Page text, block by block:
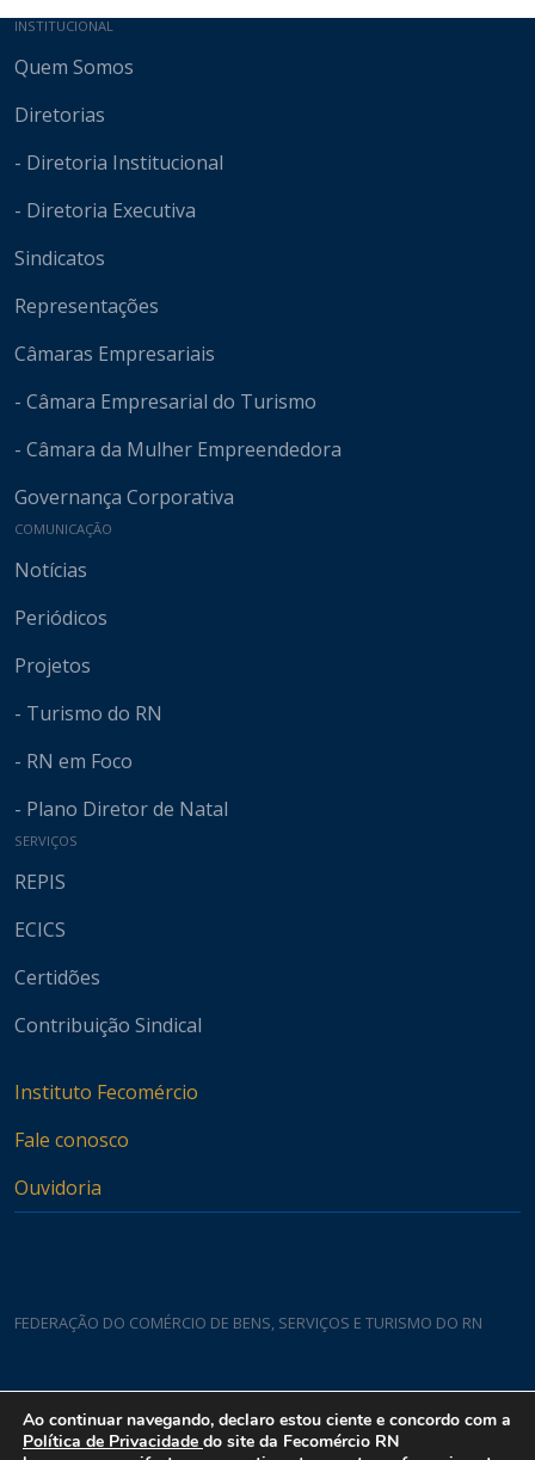
Mapa do site
INSTITUCIONAL
Quem Somos
Diretorias
- Diretoria Institucional
- Diretoria Executiva
Sindicatos
Representações
Câmaras Empresariais
- Câmara Empresarial do Turismo
- Câmara da Mulher Empreendedora
Governança Corporativa
COMUNICAÇÃO
Notícias
Periódicos
Projetos
- Turismo do RN
- RN em Foco
- Plano Diretor de Natal
SERVIÇOS
REPIS
ECICS
Certidões
Contribuição Sindical
Instituto Fecomércio
Fale conosco
Ouvidoria
FEDERAÇÃO DO COMÉRCIO DE BENS, SERVIÇOS E TURISMO DO RN
Rua Padre João Damasceno, 1935 - Lagoa Nova CEP 59075-760
Ao continuar navegando, declaro estou ciente e concordo com a
Política de Privacidade do site da Fecomércio RN